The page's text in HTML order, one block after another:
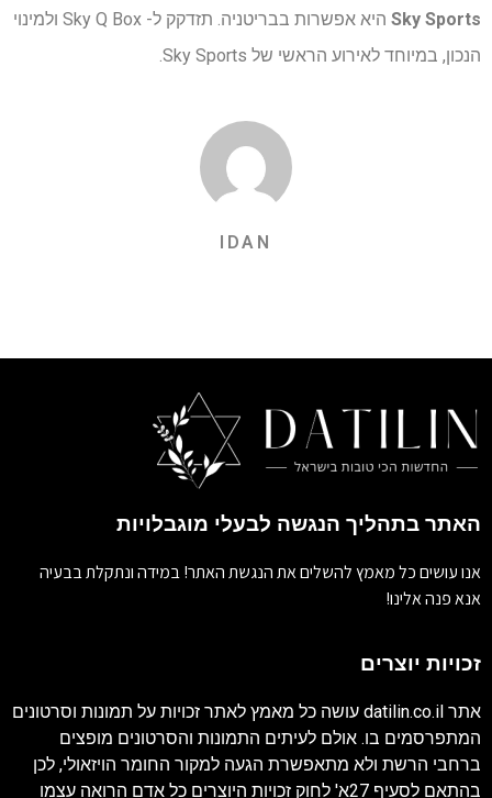
Sky Sports
היא אפשרות בבריטניה. תזדקק ל- Sky Q Box ולמינוי
הנכון, במיוחד לאירוע הראשי של Sky Sports.
IDAN
האתר בתהליך הנגשה לבעלי מוגבלויות
אנו עושים כל מאמץ להשלים את הנגשת האתר! במידה ונתקלת בבעיה
אנא פנה אלינו!
זכויות יוצרים
אתר datilin.co.il עושה כל מאמץ לאתר זכויות על תמונות וסרטונים
המתפרסמים בו. אולם לעיתים התמונות והסרטונים מופצים
ברחבי הרשת ולא מתאפשרת הגעה למקור החומר הויזאולי, לכן
בהתאם לסעיף 27א' לחוק זכויות היוצרים כל אדם הרואה עצמו